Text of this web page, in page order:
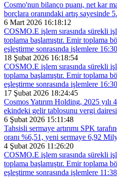
Cosmo'nun bilanço puanı, net kar
borçlara oranındaki artış sayesinde
6 Mart 2026 16:18:12
COSMO.E işlem sırasında sürekli
toplama başlamıştır. Emir toplama
eşleştirme sonrasında işlemlere
18 Şubat 2026 16:18:54
COSMO.E işlem sırasında sürekli
toplama başlamıştır. Emir toplama
eşleştirme sonrasında işlemlere
17 Şubat 2026 18:24:45
Cosmos Yatırım Holding, 2025 yılı
ekindeki gelir tablosunu vergi
6 Şubat 2026 15:11:48
Tahsisli sermaye artırımı SPK
oranı %6,51, yeni sermaye 6,92
4 Şubat 2026 11:26:20
COSMO.E işlem sırasında sürekli
toplama başlamıştır. Emir toplama
eşleştirme sonrasında işlemlere